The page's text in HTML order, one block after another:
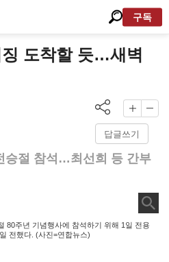
구독
도착할 듯…새벽
답글쓰기
승절 참석…최선희 등 간부
80주년 기념행사에 참석하기 위해 1일 전용
전했다. (사진=연합뉴스)